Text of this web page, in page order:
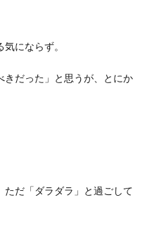
にならず。
きだった」と思うが、とにか
だ「ダラダラ」と過ごして